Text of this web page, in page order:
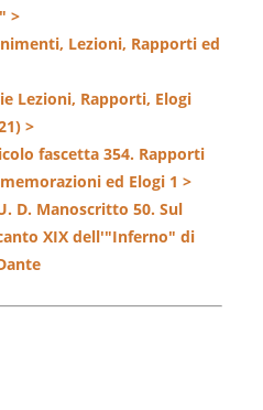
>
Lezioni, Rapporti ed
Lezioni, Rapporti, Elogi
>
fascetta 354. Rapporti
ed Elogi 1 >
D. Manoscritto 50. Sul
XIX dell'"Inferno" di